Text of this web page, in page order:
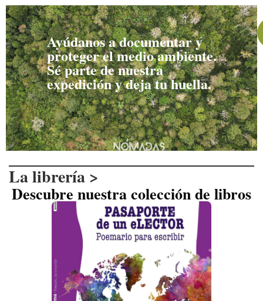
Ayúdanos a documentar y
proteger el medio ambiente.
Sé parte de nuestra
expedición y deja tu huella.
La librería >
Descubre nuestra colección de libros